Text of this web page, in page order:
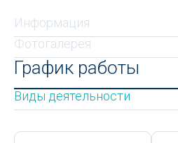
Информация
Фотогалерея
График работы
Виды деятельности